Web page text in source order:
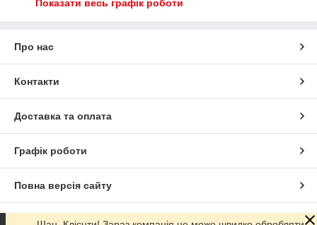
Показати весь графік роботи
Про нас
Контакти
Доставка та оплата
Графік роботи
Повна версія сайту
Сайт створено на маркетплейсі